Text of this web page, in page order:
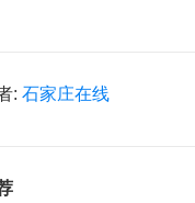
: 石家庄在线